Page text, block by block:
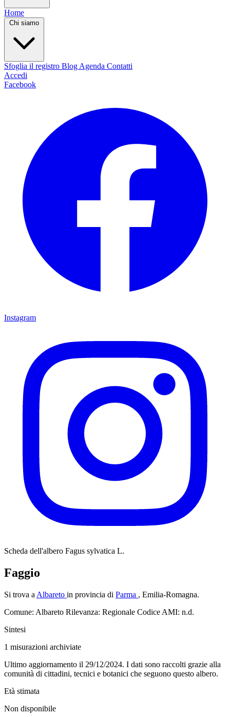
Home
Chi siamo
Sfoglia il registro Blog Agenda Contatti
Accedi
Facebook
Instagram
Scheda dell'albero Fagus sylvatica L.
Faggio
Si trova a Albareto in provincia di Parma , Emilia-Romagna.
Comune: Albareto Rilevanza: Regionale Codice AMI: n.d.
Sintesi
1 misurazioni archiviate
Ultimo aggiornamento il 29/12/2024. I dati sono raccolti grazie alla
comunità di cittadini, tecnici e botanici che seguono questo albero.
Età stimata
Non disponibile